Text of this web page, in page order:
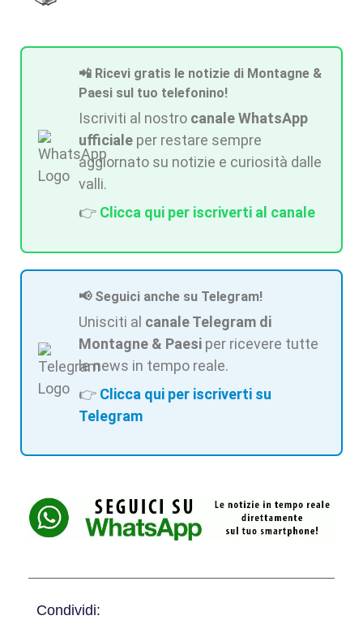
📲 Ricevi gratis le notizie di Montagne &
Paesi sul tuo telefonino!
Iscriviti al nostro canale WhatsApp
ufficiale per restare sempre
aggiornato su notizie e curiosità dalle
valli.
👉 Clicca qui per iscriverti al canale
📢 Seguici anche su Telegram!
Unisciti al canale Telegram di
Montagne & Paesi per ricevere tutte
le news in tempo reale.
👉 Clicca qui per iscriverti su
Telegram
Condividi: